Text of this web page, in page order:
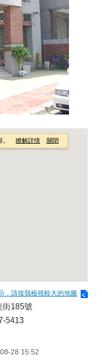
，請按我檢視較大的地圖
街185號
5413
28 15:52